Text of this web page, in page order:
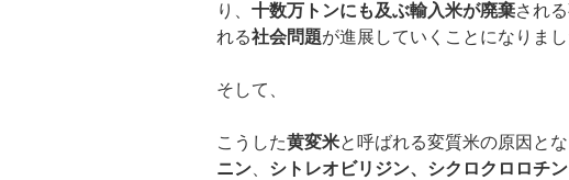
り、 十数万トンにも及ぶ輸入米が廃棄され
れる社会問題が進展していくことになりまし
そして、
こうした黄変米と呼ばれる変質米の原因と
ニン
シトレオビリジン、シクロクロロチ